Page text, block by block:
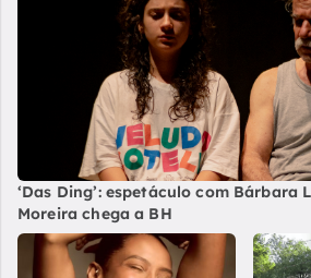
‘Das Ding’: espetáculo com Bárbara
Moreira chega a BH